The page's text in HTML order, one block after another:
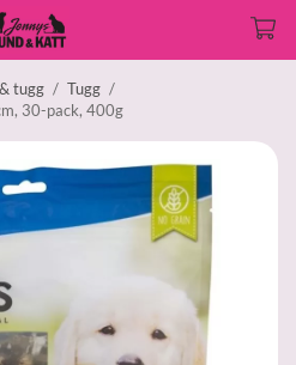
tugg / Tugg /
30-pack, 400g